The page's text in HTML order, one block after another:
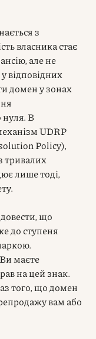
з
власника стає
але не
відповідних
домен у зонах
нуля. В
UDRP
Policy),
тривалих
лише тоді,
що
до ступеня
Ви маєте
на цей знак.
того, що домен
вам або